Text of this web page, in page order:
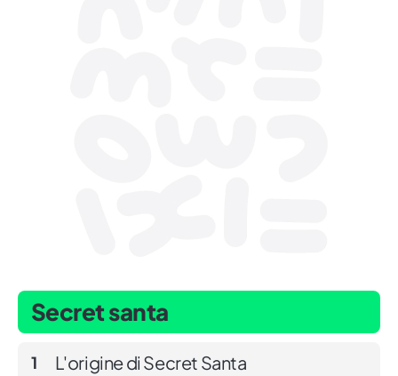
Secret santa
1 L'origine di Secret Santa